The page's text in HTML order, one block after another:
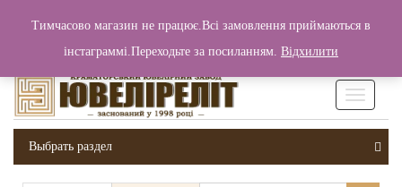
Вход / Регистрация 0 грн.
Выбрать раздел
Тимчасово магазин не працює.Всі замовлення приймаються в
інстаграммі.Переходьте за посиланням. Відхилити